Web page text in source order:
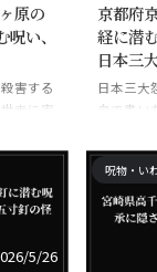
原の
い、
害する
寺に実
京都府
経に潜
日本三
日本三大
血で書い
5/26
呪物・い